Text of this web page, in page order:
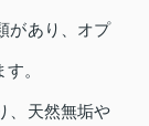
があり、オプ
。
、天然無垢や